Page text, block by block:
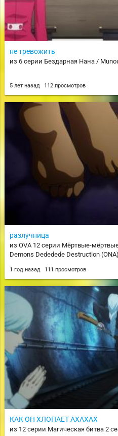
не тревожить
из 6 серии Бездарная Нана /
5 лет назад 112 просмотров
разлучница
из OVA 12 серии Мёртвые-
Demons Dededede Destruction (ONA)
1 год назад 111 просмотров
КАК ОН ХЛОПАЕТ АХАХАХ
из 12 серии Магическая битва 2